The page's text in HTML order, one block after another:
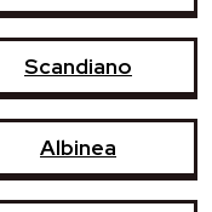
Scandiano
Albinea